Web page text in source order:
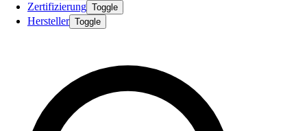
Zertifizierung Toggle
Hersteller Toggle